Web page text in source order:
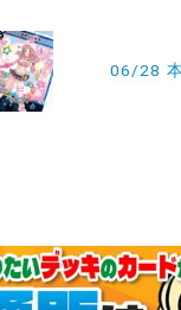
06/28